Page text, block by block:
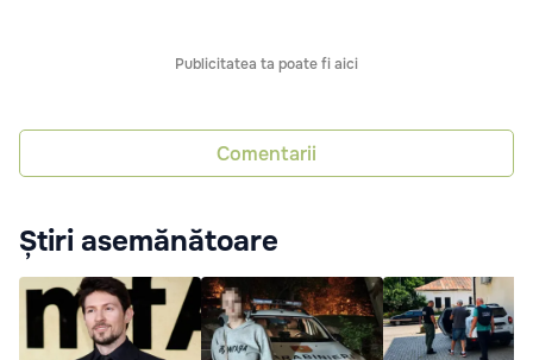
Publicitatea ta poate fi aici
Comentarii
Știri asemănătoare